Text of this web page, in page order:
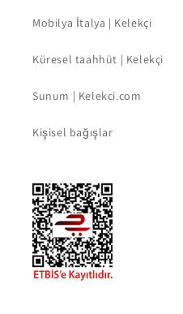
Mobilya İtalya | Kelekçi
Küresel taahhüt | Kelekçi
Sunum | Kelekci.com
Kişisel bağışlar